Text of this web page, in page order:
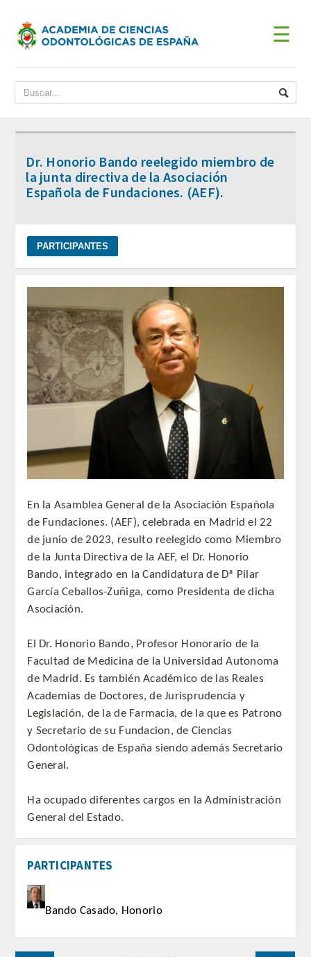
ACADEMIA
BIENVENIDA DEL PRESIDENTE
DATOS HISTÓRICOS
Historia
Presidentes
JUNTA DE GOBIERNO
ESTATUTOS
REGLAMENTO
ACADEMICOS
SECCIONES
CIENCIAS BASICAS MEDICAS
AFINES A LA ODONTOLOGIA
MEDICO-JURIDICAS
HONOR
CORRESPONDIENTES EXTRANJEROS
☰
Dr. Honorio Bando reelegido miembro de
la junta directiva de la Asociación
Española de Fundaciones. (AEF).
En la Asamblea General de la Asociación Española
de Fundaciones. (AEF), celebrada en Madrid el 22
de junio de 2023, resulto reelegido como Miembro
de la Junta Directiva de la AEF, el Dr. Honorio
Bando, integrado en la Candidatura de Dª Pilar
García Ceballos-Zuñiga, como Presidenta de dicha
Asociación.
El Dr. Honorio Bando, Profesor Honorario de la
Facultad de Medicina de la Universidad Autonoma
de Madrid. Es también Académico de las Reales
Academias de Doctores, de Jurisprudencia y
Legislación, de la de Farmacia, de la que es Patrono
y Secretario de su Fundacion, de Ciencias
Odontológicas de España siendo además Secretario
General.
Ha ocupado diferentes cargos en la Administración
General del Estado.
PARTICIPANTES
Bando Casado, Honorio